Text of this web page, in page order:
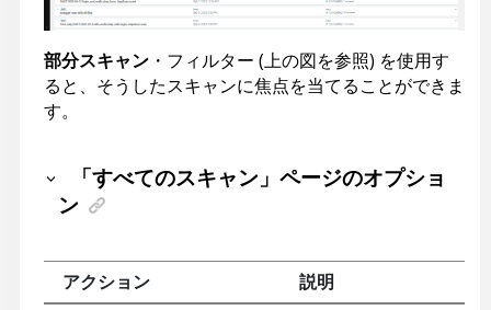
部分スキャン ・フィルター (上の図を参照) を使用す
ると、そうしたスキャンに焦点を当てることができま
す。
「すべてのスキャン」ページのオプショ
ン
アクション
説明